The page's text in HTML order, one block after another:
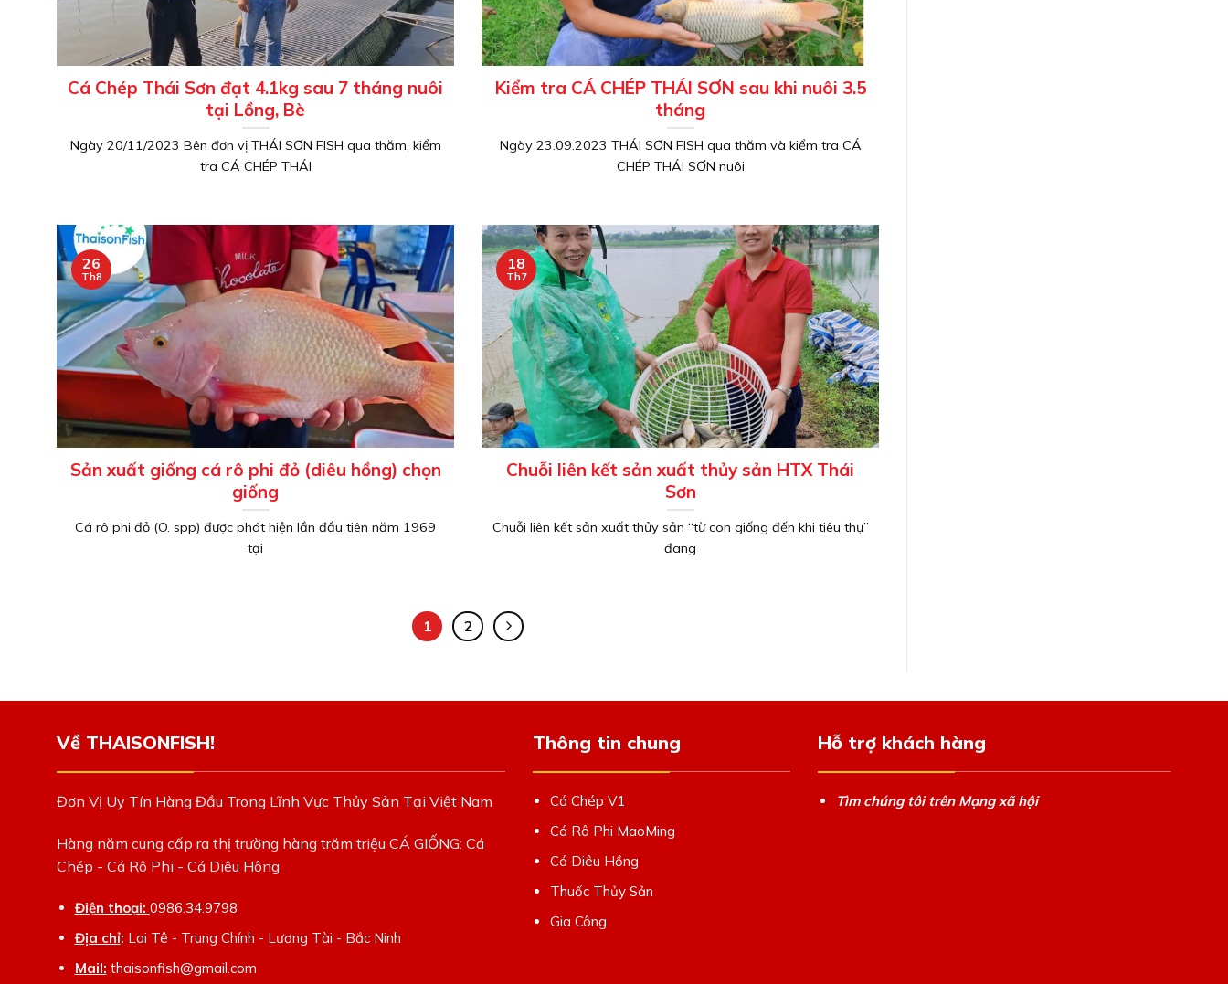
Cá Chép Thái Sơn đạt 4.1kg sau 7 tháng nuôi
tại Lồng, Bè
Ngày 20/11/2023 Bên đơn vị THÁI SƠN FISH qua thăm, kiểm
tra CÁ CHÉP THÁI
Kiểm tra CÁ CHÉP THÁI SƠN sau khi nuôi 3.5
tháng
Ngày 23.09.2023 THÁI SƠN FISH qua thăm và kiểm tra CÁ
CHÉP THÁI SƠN nuôi
Sản xuất giống cá rô phi đỏ (diêu hồng) chọn
giống
Cá rô phi đỏ (O. spp) được phát hiện lần đầu tiên năm 1969
tại
26
Th8
Chuỗi liên kết sản xuất thủy sản HTX Thái
Sơn
Chuỗi liên kết sản xuất thủy sản “từ con giống đến khi tiêu thụ”
đang
18
Th7
1 2
Về THAISONFISH!
Đơn Vị Uy Tín Hàng Đầu Trong Lĩnh Vực Thủy Sản Tại Việt Nam
Hàng năm cung cấp ra thị trường hàng trăm triệu CÁ GIỐNG: Cá
Chép - Cá Rô Phi - Cá Diêu Hông
Điện thoại: 0986.34.9798
Địa chỉ: Lai Tê - Trung Chính - Lương Tài - Bắc Ninh
Mail: thaisonfish@gmail.com
Thông tin chung
Cá Chép V1
Cá Rô Phi MaoMing
Cá Diêu Hồng
Thuốc Thủy Sản
Gia Công
Hỗ trợ khách hàng
Tìm chúng tôi trên Mạng xã hội